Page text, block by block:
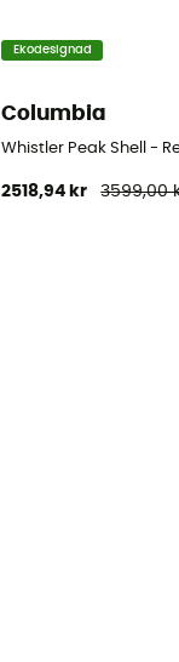
- Dam
Ekodesignad
Columbia
Whistler Peak Shell -
2518,94 kr 3599,00